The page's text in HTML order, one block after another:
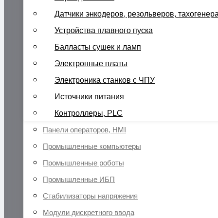
Датчики энкодеров, резольверов,
Устройства плавного пуска
Балласты сушек и ламп
Электронные платы
Электроника станков с ЧПУ
Источники питания
Контроллеры, PLC
Панели операторов, HMI
Промышленные компьютеры
Промышленные роботы
Промышленные ИБП
Стабилизаторы напряжения
Модули дискретного ввода